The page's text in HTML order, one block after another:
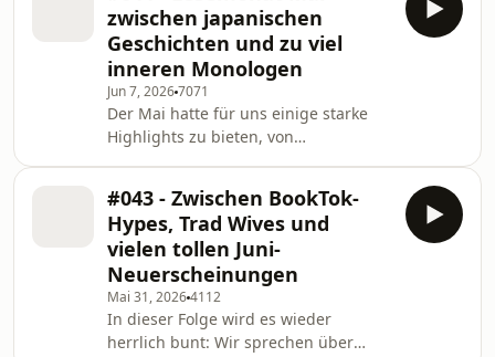
kommenden Monaten unbedingt les
magischen Tore darf und wer
nicht.Außerdem tauchen wir tief ein
ins Thema BookTok-Drama ein. Dazu
kommen unsere liebsten TikTok-
Mysterien: Warum schickt der
Algorithmus manche Videos auf
Weltreise, während andere nicht mal
d
zwischen japanischen
Geschichten und zu viel
inneren Monologen
Jun 7, 20267071
Der Mai hatte für uns einige starke
Highlights zu bieten, von
Geschichten aus Japan bis hin zu
Büchern, die uns in völlig
unterschiedliche Welten entführt
haben. Gleichzeitig sind wir diesen
Monat immer wieder über einen
Trope gestolpert, der uns regelmäßig
auf die Probe gestellt hat:
#043 - Zwischen BookTok-
Hypes, Trad Wives und
vielen tollen Juni-
Neuerscheinungen
Mai 31, 20264112
In dieser Folge wird es wieder
herrlich bunt: Wir sprechen über